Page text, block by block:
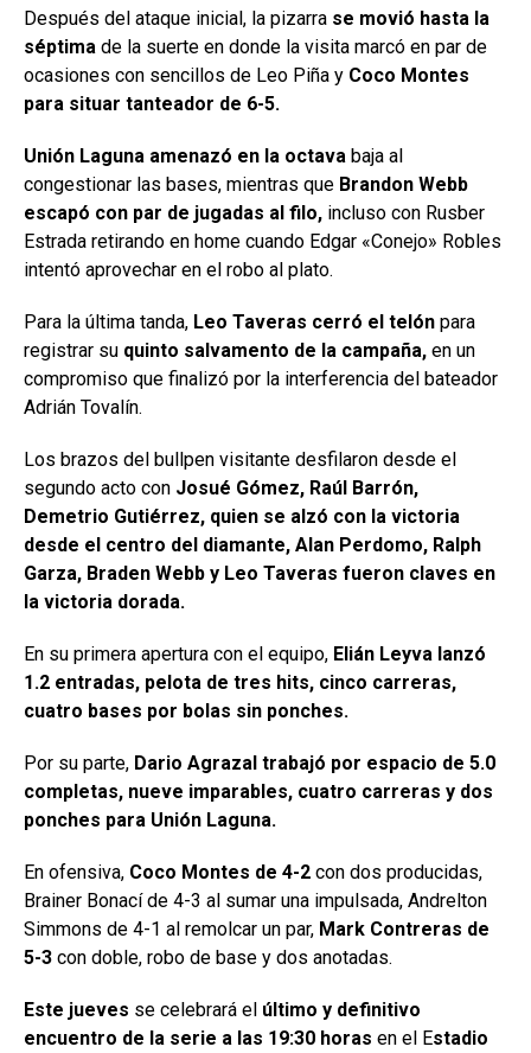
Después del ataque inicial, la pizarra se movió hasta la
séptima de la suerte en donde la visita marcó en par de
ocasiones con sencillos de Leo Piña y Coco Montes
para situar tanteador de 6-5.
Unión Laguna amenazó en la octava baja al
congestionar las bases, mientras que Brandon Webb
escapó con par de jugadas al filo, incluso con Rusber
Estrada retirando en home cuando Edgar «Conejo» Robles
intentó aprovechar en el robo al plato.
Para la última tanda, Leo Taveras cerró el telón para
registrar su quinto salvamento de la campaña, en un
compromiso que finalizó por la interferencia del bateador
Adrián Tovalín.
Los brazos del bullpen visitante desfilaron desde el
segundo acto con Josué Gómez, Raúl Barrón,
Demetrio Gutiérrez, quien se alzó con la victoria
desde el centro del diamante, Alan Perdomo, Ralph
Garza, Braden Webb y Leo Taveras fueron claves en
la victoria dorada.
En su primera apertura con el equipo, Elián Leyva lanzó
1.2 entradas, pelota de tres hits, cinco carreras,
cuatro bases por bolas sin ponches.
Por su parte, Dario Agrazal trabajó por espacio de 5.0
completas, nueve imparables, cuatro carreras y dos
ponches para Unión Laguna.
En ofensiva, Coco Montes de 4-2 con dos producidas,
Brainer Bonací de 4-3 al sumar una impulsada, Andrelton
Simmons de 4-1 al remolcar un par, Mark Contreras de
5-3 con doble, robo de base y dos anotadas.
Este jueves se celebrará el último y definitivo
encuentro de la serie a las 19:30 horas en el Estadio